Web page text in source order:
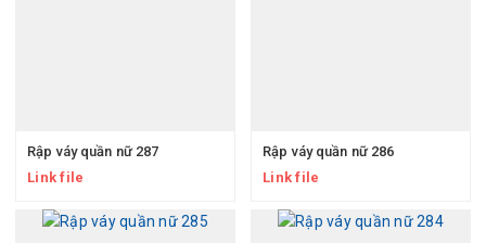
Rập váy quần nữ 287
Link file
Rập váy quần nữ 286
Link file